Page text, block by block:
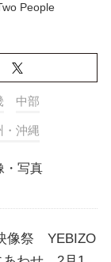
People
中部
・沖縄
・写真
像祭 YEBIZO